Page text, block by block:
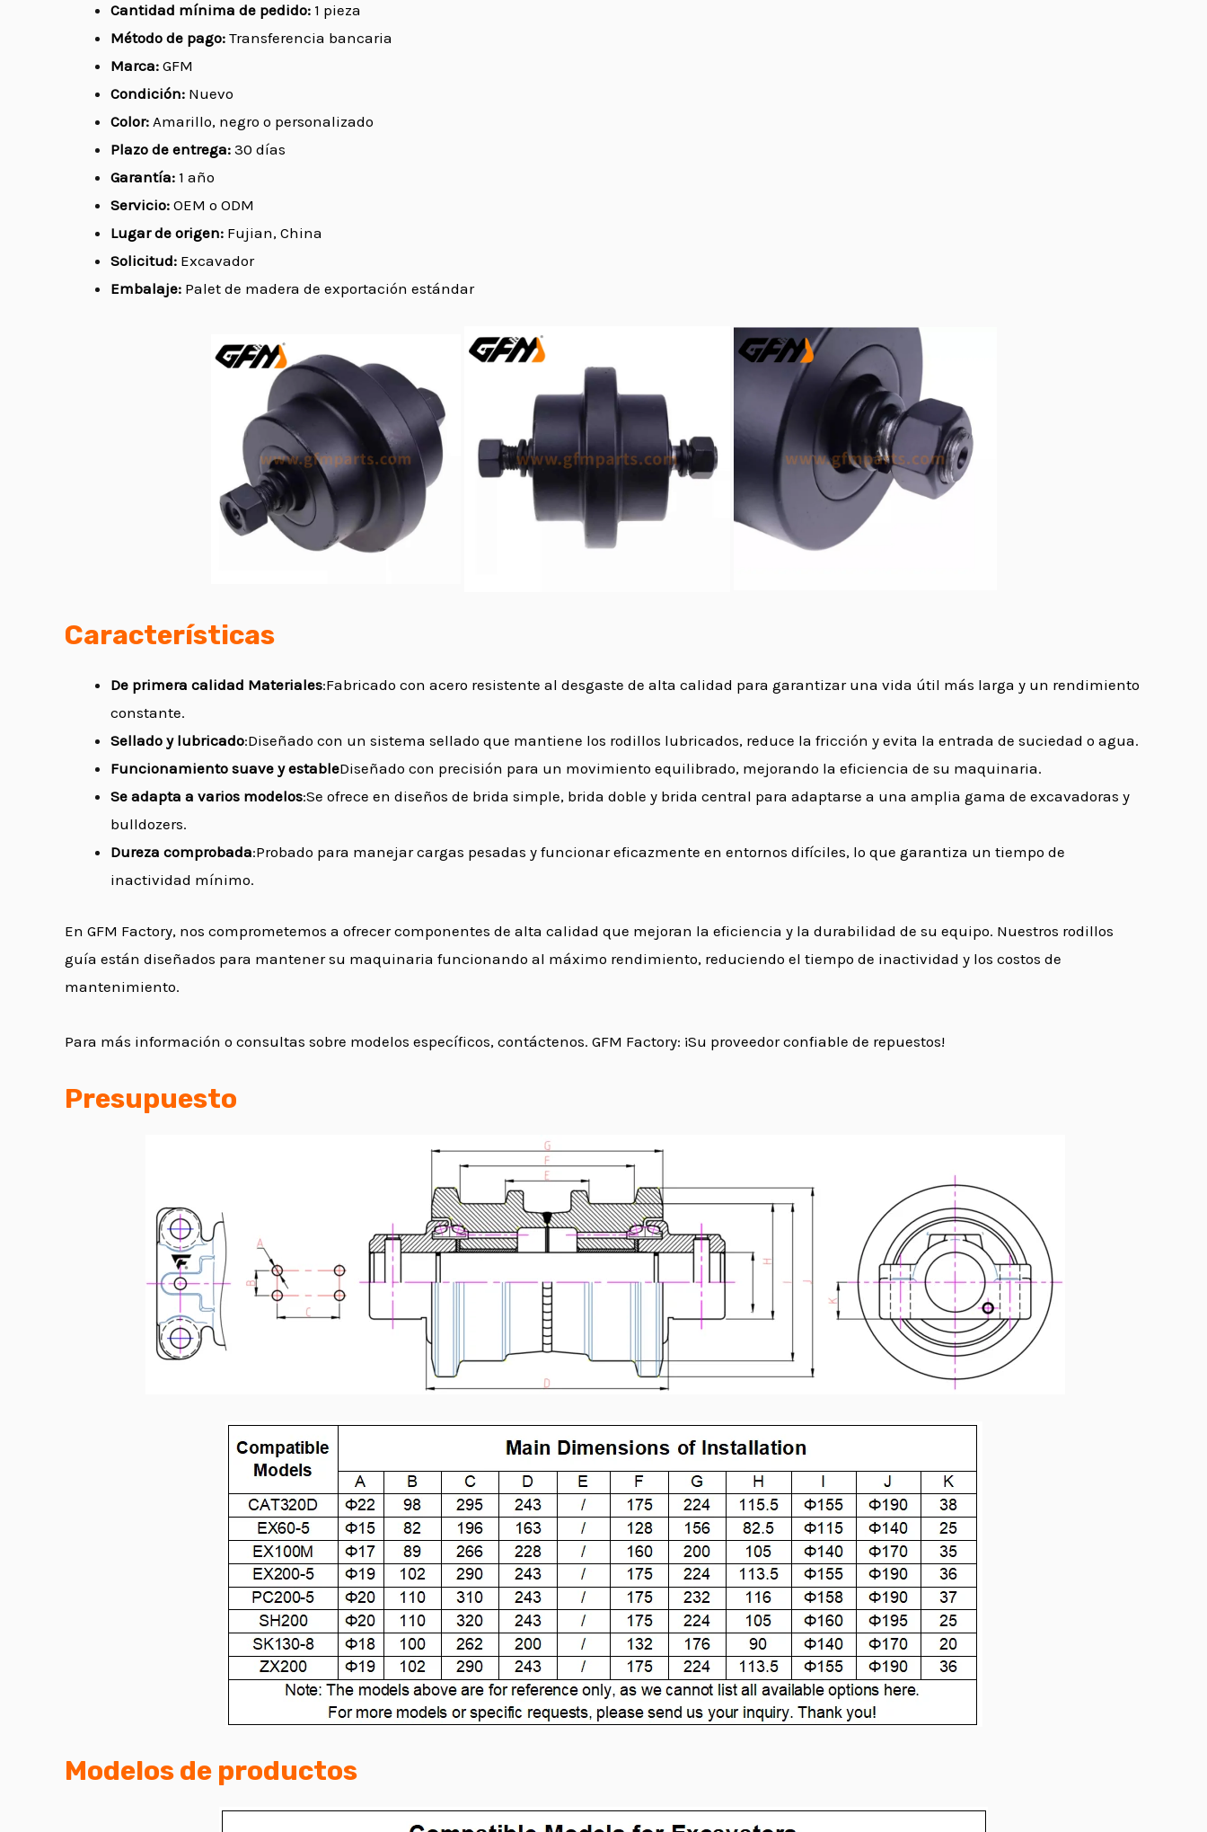
Cantidad mínima de pedido: 1 pieza
Método de pago: Transferencia bancaria
Marca: GFM
Condición: Nuevo
Color: Amarillo, negro o personalizado
Plazo de entrega: 30 días
Garantía: 1 año
Servicio: OEM o ODM
Lugar de origen: Fujian, China
Solicitud: Excavador
Embalaje: Palet de madera de exportación estándar
Características
De primera calidad Materiales:Fabricado con acero resistente al desgaste de alta calidad para garantizar una vida útil más larga y un rendimiento
constante.
Sellado y lubricado:Diseñado con un sistema sellado que mantiene los rodillos lubricados, reduce la fricción y evita la entrada de suciedad o agua.
Funcionamiento suave y estableDiseñado con precisión para un movimiento equilibrado, mejorando la eficiencia de su maquinaria.
Se adapta a varios modelos:Se ofrece en diseños de brida simple, brida doble y brida central para adaptarse a una amplia gama de excavadoras y
bulldozers.
Dureza comprobada:Probado para manejar cargas pesadas y funcionar eficazmente en entornos difíciles, lo que garantiza un tiempo de
inactividad mínimo.
En GFM Factory, nos comprometemos a ofrecer componentes de alta calidad que mejoran la eficiencia y la durabilidad de su equipo. Nuestros rodillos
guía están diseñados para mantener su maquinaria funcionando al máximo rendimiento, reduciendo el tiempo de inactividad y los costos de
mantenimiento.
Para más información o consultas sobre modelos específicos, contáctenos. GFM Factory: ¡Su proveedor confiable de repuestos!
Presupuesto
Modelos de productos